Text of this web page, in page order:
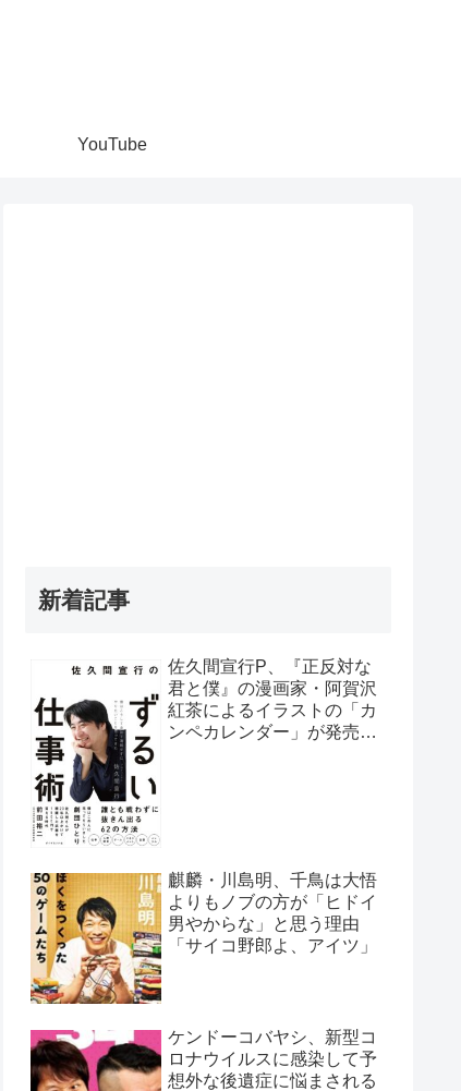
YouTube
新着記事
佐久間宣行P、『正反対な
君と僕』の漫画家・阿賀沢
紅茶によるイラストの「カ
ンペカレンダー」が発売予
麒麟・川島明、千鳥は大悟
よりもノブの方が「ヒドイ
男やからな」と思う理由
「サイコ野郎よ、アイツ」
ケンドーコバヤシ、新型コ
ロナウイルスに感染して予
想外な後遺症に悩まされる